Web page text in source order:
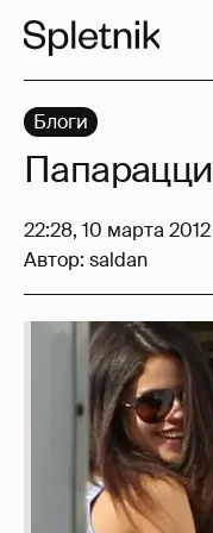
Блоги
Папарацци
22:28, 10 марта 2012
Автор: saldan